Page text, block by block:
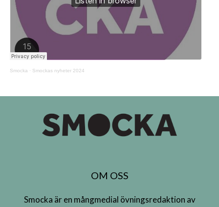
Smocka · Smockas nyheter 2024
OM OSS
Smocka är en mångmedial övningsredaktion av